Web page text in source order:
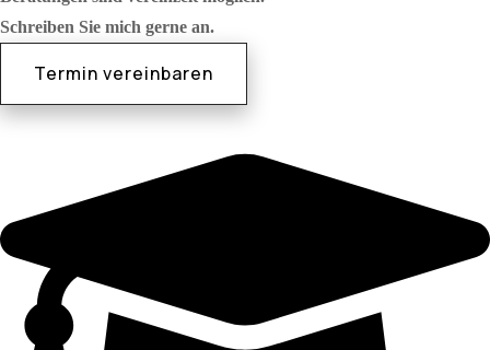
Schreiben Sie mich gerne an.
Termin vereinbaren